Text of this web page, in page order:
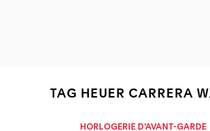
TAG HEUER CARRERA